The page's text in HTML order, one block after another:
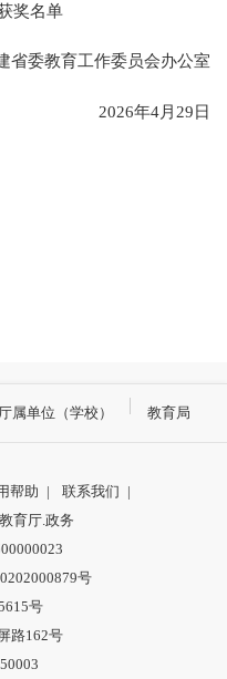
奖名单
委教育工作委员会办公室
2026年4月29日
厅属单位（学校） 教育局
帮助 | 联系我们 |
育厅.政务
号
号
路162号